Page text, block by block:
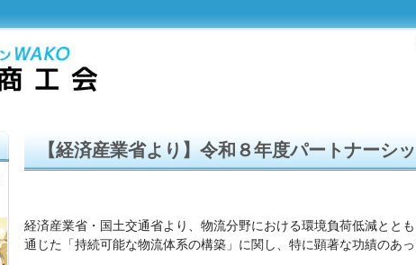
【経済産業省より】令和８年度パートナーシ
経済産業省・国土交通省より、物流分野における環境負荷低減とと
通じた「持続可能な物流体系の構築」に関し、特に顕著な功績のあ